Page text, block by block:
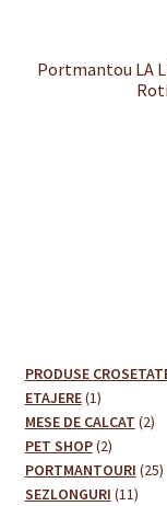
Portmantou LA
PRODUSE
ETAJERE 11
produs
MESE DE CALCAT 22
PET SHOP 22
produse
PORTMANTOURI 2525
SEZLONGURI 1111